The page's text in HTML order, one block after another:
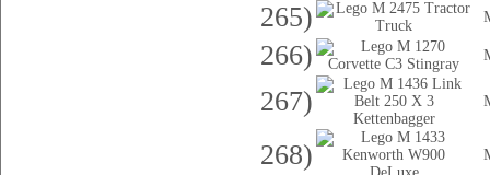
265)
266)
267)
268)